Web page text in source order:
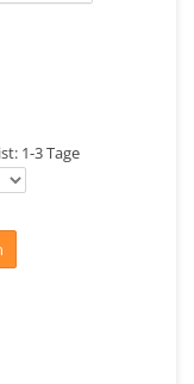
1-3 Tage